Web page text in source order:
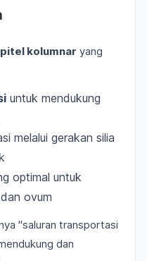
kolumnar yang
untuk mendukung
melalui gerakan silia
optimal untuk
ovum
"saluran transportasi
dan